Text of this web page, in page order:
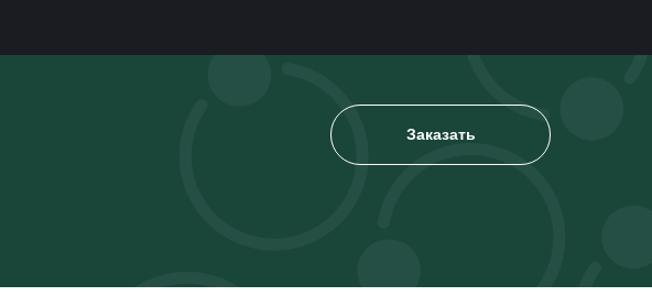
Заказать